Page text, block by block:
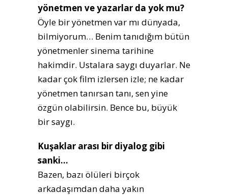
yönetmen ve yazarlar da yok mu?
Öyle bir yönetmen var mı dünyada,
bilmiyorum… Benim tanıdığım bütün
yönetmenler sinema tarihine
hakimdir. Ustalara saygı duyarlar. Ne
kadar çok film izlersen izle; ne kadar
yönetmen tanırsan tanı, sen yine
özgün olabilirsin. Bence bu, büyük
bir saygı.
Kuşaklar arası bir diyalog gibi
sanki…
Bazen, bazı ölüleri birçok
arkadaşımdan daha yakın